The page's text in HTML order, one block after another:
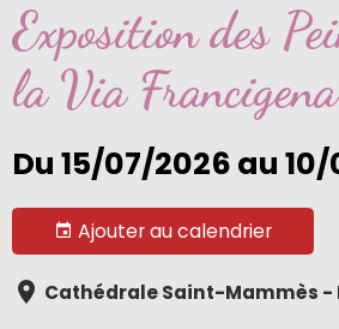
Exposition des
la Via Francigena
Du 15/07/2026 au
Ajouter au calendrier
Cathédrale Saint-Mammès -